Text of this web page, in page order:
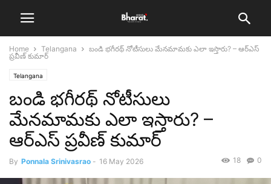
Home Telangana
బండి భగీరథ్ నోటీసులు మేనమామకు ఎలా ఇస్తారు? – ఆర్ఎస్
ప్రవీణ్ కుమార్
Telangana
బండి భగీరథ్ నోటీసులు
మేనమామకు ఎలా ఇస్తారు? –
ఆర్ఎస్ ప్రవీణ్ కుమార్
By Ponnala Srinivasrao - 16 May 2026 0
18